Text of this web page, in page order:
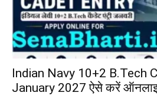
Indian Navy 10+2 B.Tech
January 2027 ऐसे करें